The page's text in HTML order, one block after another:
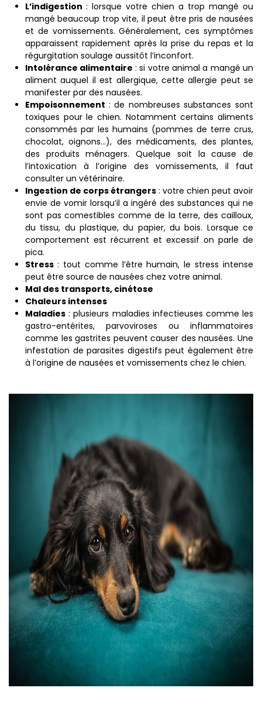
L’indigestion : lorsque votre chien a trop mangé ou
mangé beaucoup trop vite, il peut être pris de nausées
et de vomissements. Généralement, ces symptômes
apparaissent rapidement après la prise du repas et la
régurgitation soulage aussitôt l’inconfort.
Intolérance alimentaire : si votre animal a mangé un
aliment auquel il est allergique, cette allergie peut se
manifester par des nausées.
Empoisonnement : de nombreuses substances sont
toxiques pour le chien. Notamment certains aliments
consommés par les humains (pommes de terre crus,
chocolat, oignons…), des médicaments, des plantes,
des produits ménagers. Quelque soit la cause de
l’intoxication à l’origine des vomissements, il faut
consulter un vétérinaire.
Ingestion de corps étrangers : votre chien peut avoir
envie de vomir lorsqu’il a ingéré des substances qui ne
sont pas comestibles comme de la terre, des cailloux,
du tissu, du plastique, du papier, du bois. Lorsque ce
comportement est récurrent et excessif on parle de
pica.
Stress : tout comme l’être humain, le stress intense
peut être source de nausées chez votre animal.
Mal des transports, cinétose
Chaleurs intenses
Maladies : plusieurs maladies infectieuses comme les
gastro-entérites, parvoviroses ou inflammatoires
comme les gastrites peuvent causer des nausées. Une
infestation de parasites digestifs peut également être
à l’origine de nausées et vomissements chez le chien.